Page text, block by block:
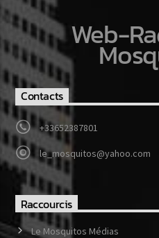
Web-
Contacts
+33652387801
le_mosquitos@yahoo.com
Raccourcis
Le Mosquitos Médias